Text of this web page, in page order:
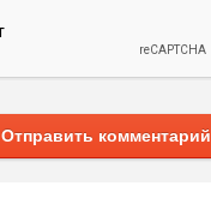
Отправить комментарий